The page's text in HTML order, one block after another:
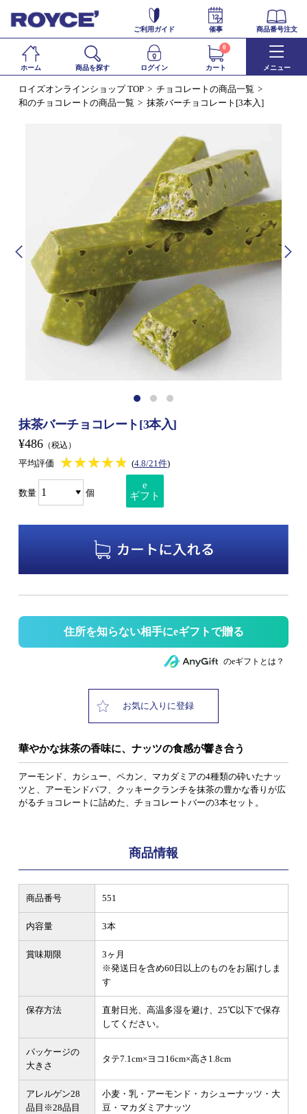
ご利用ガイド 催事 商品番号注文
ホーム 商品を探す ログイン カート
0
メニュー
ロイズオンラインショップ TOP
チョコレートの商品一覧
和のチョコレートの商品一覧
抹茶バーチョコレート[3本入]
抹茶バーチョコレート[3本入]
¥486 （税込）
平均評価 ★★★★★
★★★★★ (4.8/21件)
数量 個
e
ギフト
住所を知らない相手にeギフトで贈る
のeギフトとは？
お気に入りに登録
華やかな抹茶の香味に、ナッツの食感が響き合う
アーモンド、カシュー、ペカン、マカダミアの4種類の砕いたナッ
ツと、アーモンドパフ、クッキークランチを抹茶の豊かな香りが広
がるチョコレートに詰めた、チョコレートバーの3本セット。
商品情報
商品番号 551
内容量 3本
賞味期限
3ヶ月
※発送日を含め60日以上のものをお届けしま
す
保存方法
直射日光、高温多湿を避け、25℃以下で保存
してください。
パッケージの
大きさ
タテ7.1cm×ヨコ16cm×高さ1.8cm
アレルゲン28
品目 ※28品目
小麦・乳・アーモンド・カシューナッツ・大
豆・マカダミアナッツ